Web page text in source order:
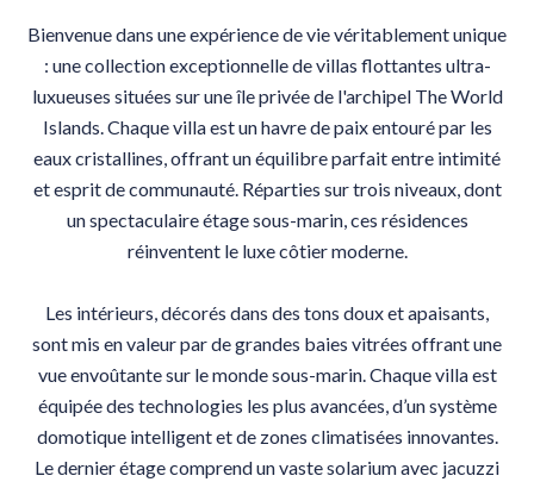
Bienvenue dans une expérience de vie véritablement unique
: une collection exceptionnelle de villas flottantes ultra-
luxueuses situées sur une île privée de l'archipel The World
Islands. Chaque villa est un havre de paix entouré par les
eaux cristallines, offrant un équilibre parfait entre intimité
et esprit de communauté. Réparties sur trois niveaux, dont
un spectaculaire étage sous-marin, ces résidences
réinventent le luxe côtier moderne.
Les intérieurs, décorés dans des tons doux et apaisants,
sont mis en valeur par de grandes baies vitrées offrant une
vue envoûtante sur le monde sous-marin. Chaque villa est
équipée des technologies les plus avancées, d’un système
domotique intelligent et de zones climatisées innovantes.
Le dernier étage comprend un vaste solarium avec jacuzzi